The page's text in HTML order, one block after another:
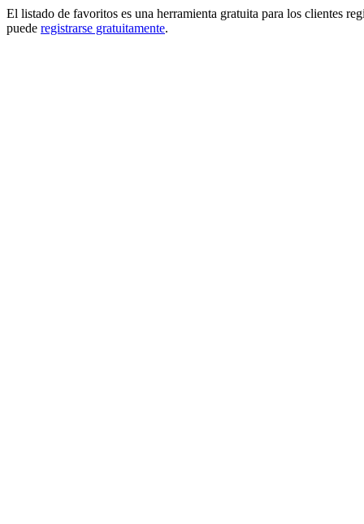
El listado de favoritos es una herramienta gratuita para los clientes
puede registrarse gratuitamente.